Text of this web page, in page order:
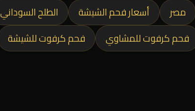
مصر أسعار فحم الشيشة الطلح السوداني
فحم كرفوت للمشاوي فحم كرفوت للشيشة